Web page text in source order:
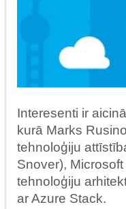
Interesenti ir
kurā Marks
tehnoloģiju
Snover),
tehnoloģiju
ar Azure Stack.